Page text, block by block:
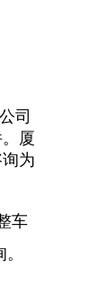
司
。 厦
询为
车